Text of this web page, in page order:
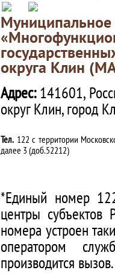
округа Клин
Адрес:141601,
округ Клин, город
Тел. 122 с территории
далее 3 (доб.52212)
*Единый номер
центры субъектов
номера устроен
оператором
производится вызов.